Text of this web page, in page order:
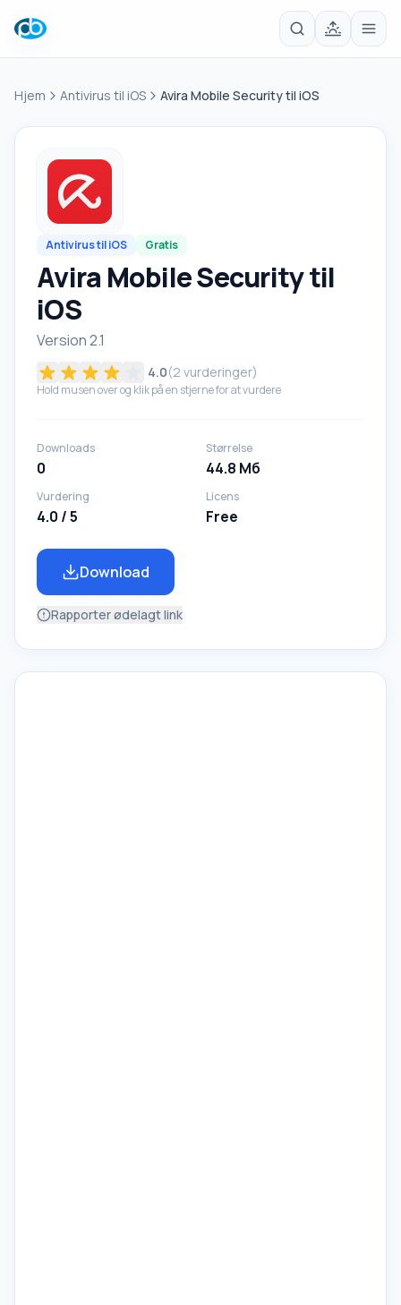
Hjem Antivirus til iOS Avira Mobile Security til iOS
Antivirus til iOS Gratis
Avira Mobile Security til
iOS
Version 2.1
4.0(2 vurderinger)
Hold musen over og klik på en stjerne for at vurdere
Downloads
0
Størrelse
44.8 Мб
Vurdering
4.0 / 5
Licens
Free
Download
Rapporter ødelagt link